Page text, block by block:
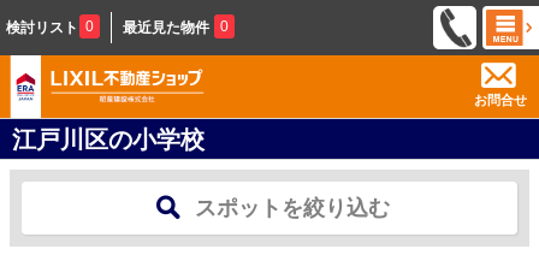
検討リスト 0 最近見た物件 0
お問合せ
江戸川区の小学校
スポットを絞り込む